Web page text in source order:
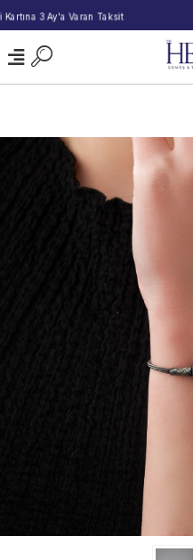
2000 TL ve Üzeri